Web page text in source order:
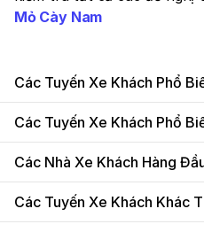
Mỏ Cày Nam
Các Tuyến Xe Khách Phổ
Các Tuyến Xe Khách Phổ
Các Nhà Xe Khách Hàng
Các Tuyến Xe Khách Khác